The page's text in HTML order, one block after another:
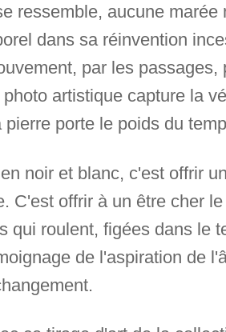
ressemble, aucune
dans sa réinvention
par les
artistique capture la
pierre porte le poids du
noir et blanc, c'est offrir
C'est offrir à un être cher
qui roulent, figées dans le
de l'aspiration de